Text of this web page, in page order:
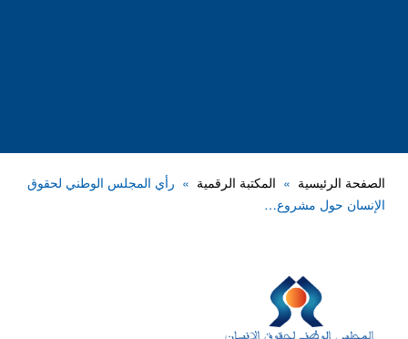
الصفحة الرئيسية المكتبة الرقمية
رأي المجلس الوطني لحقوق
الإنسان حول مشروع…